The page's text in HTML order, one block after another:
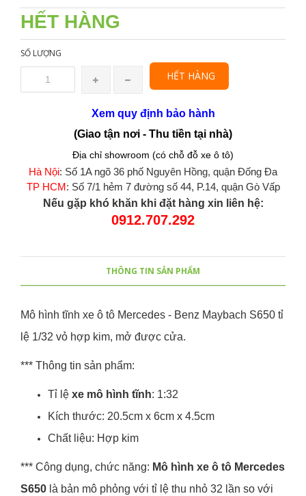
HẾT HÀNG
SỐ LƯỢNG
HẾT HÀNG
Xem quy định bảo hành
(Giao tận nơi - Thu tiền tại nhà)
Địa chỉ showroom (có chỗ đỗ xe ô tô)
Hà Nội: Số 1A ngõ 36 phố Nguyên Hồng, quận Đống Đa
TP HCM : Số 7/1 hẻm 7 đường số 44, P.14, quận Gò Vấp
Nếu gặp khó khăn khi đặt hàng xin liên hệ:
0912.707.292
THÔNG TIN SẢN PHẨM
Mô hình tĩnh xe ô tô Mercedes - Benz Maybach S650 tỉ
lệ 1/32 vỏ hợp kim, mở được cửa.
*** Thông tin sản phẩm:
Tỉ lệ xe mô hình tĩnh: 1:32
Kích thước: 20.5cm x 6cm x 4.5cm
Chất liệu: Hợp kim
*** Công dụng, chức năng: Mô hình xe ô tô Mercedes
S650 là bản mô phỏng với tỉ lệ thu nhỏ 32 lần so với